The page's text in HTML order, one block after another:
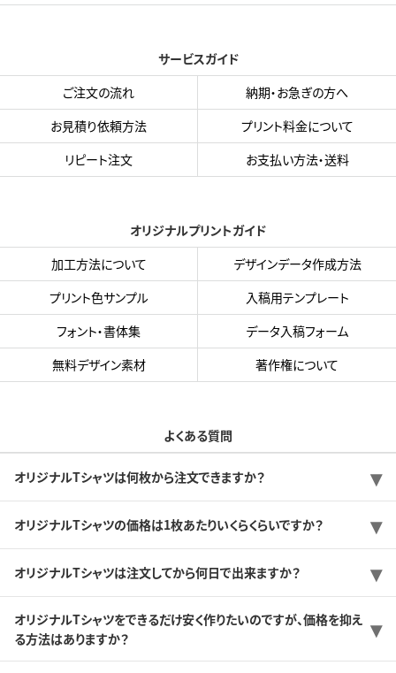
サービスガイド
ご注文の流れ
納期・お急ぎの方へ
お見積り依頼方法
プリント料金について
リピート注文
お支払い方法・送料
オリジナルプリントガイド
加工方法について
デザインデータ作成方法
プリント色サンプル
入稿用テンプレート
フォント・書体集
データ入稿フォーム
無料デザイン素材
著作権について
よくある質問
オリジナルTシャツは何枚から注文できますか？
オリジナルTシャツの価格は1枚あたりいくらくらいですか？
オリジナルTシャツは注文してから何日で出来ますか？
オリジナルTシャツをできるだけ安く作りたいのですが、価格を抑え
る方法はありますか？